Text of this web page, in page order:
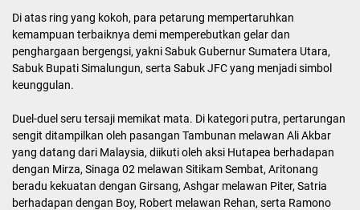
Di atas ring yang kokoh, para petarung mempertaruhkan
kemampuan terbaiknya demi memperebutkan gelar dan
penghargaan bergengsi, yakni Sabuk Gubernur Sumatera Utara,
Sabuk Bupati Simalungun, serta Sabuk JFC yang menjadi simbol
keunggulan.
Duel-duel seru tersaji memikat mata. Di kategori putra, pertarungan
sengit ditampilkan oleh pasangan Tambunan melawan Ali Akbar
yang datang dari Malaysia, diikuti oleh aksi Hutapea berhadapan
dengan Mirza, Sinaga 02 melawan Sitikam Sembat, Aritonang
beradu kekuatan dengan Girsang, Ashgar melawan Piter, Satria
berhadapan dengan Boy, Robert melawan Rehan, serta Ramono